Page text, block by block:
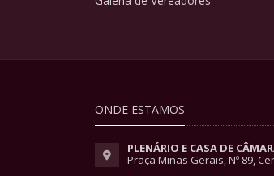
ONDE ESTAMOS
PLENÁRIO E CASA DE
Praça Minas Gerais, Nº 89,